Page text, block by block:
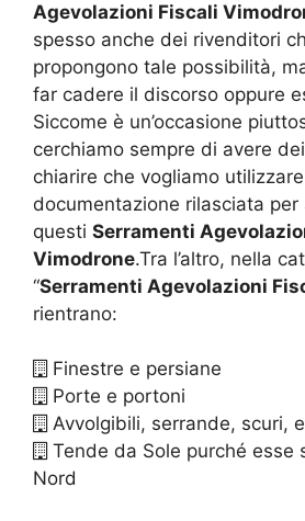
Agevolazioni Fiscali
spesso anche dei rivenditori
propongono tale possibilità,
far cadere il discorso oppure
Siccome è un’occasione
cerchiamo sempre di avere
chiarire che vogliamo
documentazione rilasciata per
questi Serramenti
Vimodrone.Tra l’altro, nella
“Serramenti Agevolazioni
rientrano:
Finestre e persiane
Porte e portoni
Avvolgibili, serrande, scuri,
Tende da Sole purché esse
Nord